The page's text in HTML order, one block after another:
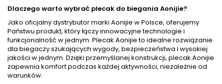
Dlaczego warto wybrać plecak do biegania Aonijie?
Jako oficjalny dystrybutor marki Aonijie w Polsce, oferujemy
Państwu produkt, który łączy innowacyjne technologie i
funkcjonalność w jednym. Plecak Aonijie to idealne rozwiązanie
dla biegaczy szukających wygody, bezpieczeństwa i wysokiej
jakości w jednym. Dzięki przemyślanej konstrukcji, plecak Aonijie
zapewnia komfort podczas każdej aktywności, niezależnie od
warunków.